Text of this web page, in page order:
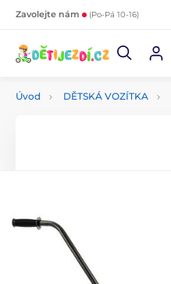
Zavolejte nám (Po-Pá 10-16)
Úvod DĚTSKÁ VOZÍTKA